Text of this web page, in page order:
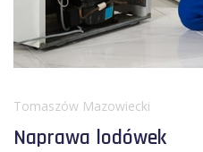
Tomaszów Mazowiecki
Naprawa lodówek